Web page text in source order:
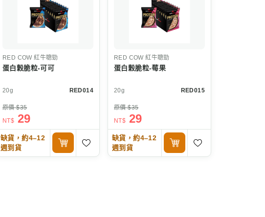
RED COW 紅牛聰勁
蛋白穀脆粒-可可
20g RED014
原價 $35
NT$ 29
缺貨，約4–12
週到貨
RED COW 紅牛聰勁
蛋白穀脆粒-莓果
20g RED015
原價 $35
NT$ 29
缺貨，約4–12
週到貨